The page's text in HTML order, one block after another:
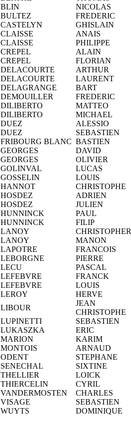
BLIN
NICOLAS
BULTEZ
FREDERIC
CASTELYN
GHISLAIN
CLAISSE
ANAIS
CLAISSE
PHILIPPE
CREPEL
ALAIN
CREPEL
FLORIAN
DELACOURTE
ARTHUR
DELACOURTE
LAURENT
DELAGRANGE
BART
DEMOUILLER
FREDERIC
DILIBERTO
MATTEO
DILIBERTO
MICHAEL
DUEZ
ALESSIO
DUEZ
SEBASTIEN
FRIBOURG BLANC BASTIEN
GEORGES
DAVID
GEORGES
OLIVIER
GOLINVAL
LUCAS
GOSSELIN
LOUIS
HANNOT
CHRISTOPHE
HOSDEZ
ADRIEN
HOSDEZ
JULIEN
HUNNINCK
PAUL
HUNNINCK
FILIP
LANOY
CHRISTOPHER
LANOY
MANON
LAPOTRE
FRANCOIS
LEBORGNE
PIERRE
LECU
PASCAL
LEFEBVRE
FRANCK
LEFEBVRE
LOUIS
LEROY
HERVE
LIBOUR
JEAN
CHRISTOPHE
LUPINETTI
SEBASTIEN
LUKASZKA
ERIC
MARION
KARIM
MONTOIS
ARNAUD
ODENT
STEPHANE
SENECHAL
SIXTINE
THELLIER
LOICK
THIERCELIN
CYRIL
VANDERMOSTEN
CHARLES
VISAGE
SEBASTIEN
WUYTS
DOMINIQUE